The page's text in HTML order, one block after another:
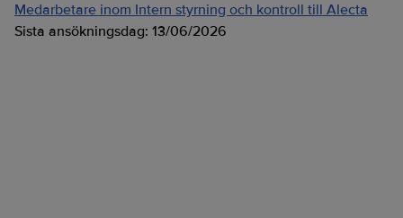
Medarbetare inom Intern styrning och kontroll till Alecta
Sista ansökningsdag: 13/06/2026